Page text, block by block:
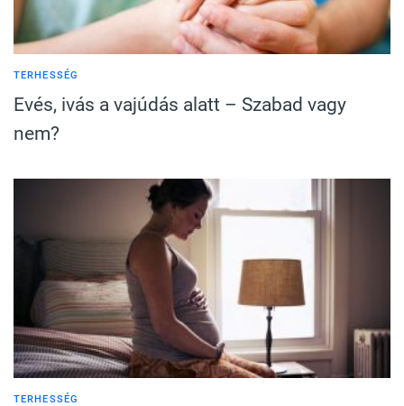
TERHESSÉG
Evés, ivás a vajúdás alatt – Szabad vagy
nem?
TERHESSÉG